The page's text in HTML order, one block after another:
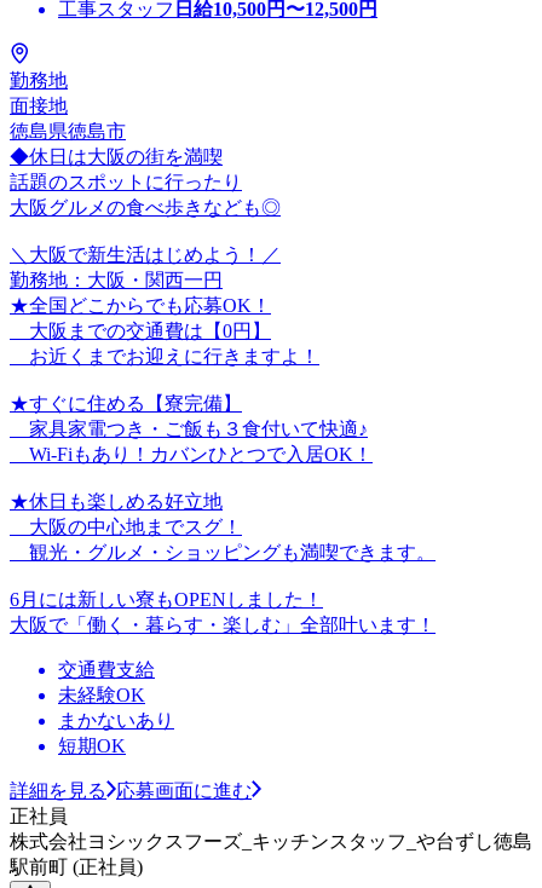
工事スタッフ 日給10,500円〜12,500円
勤務地
面接地
徳島県徳島市
◆休日は大阪の街を満喫
話題のスポットに行ったり
大阪グルメの食べ歩きなども◎
＼大阪で新生活はじめよう！／
勤務地：大阪・関西一円
★全国どこからでも応募OK！
大阪までの交通費は【0円】
お近くまでお迎えに行きますよ！
★すぐに住める【寮完備】
家具家電つき・ご飯も３食付いて快適♪
Wi-Fiもあり！カバンひとつで入居OK！
★休日も楽しめる好立地
大阪の中心地までスグ！
観光・グルメ・ショッピングも満喫できます。
6月には新しい寮もOPENしました！
大阪で「働く・暮らす・楽しむ」全部叶います！
交通費支給
未経験OK
まかないあり
短期OK
詳細を見る
応募画面に進む
正社員
株式会社ヨシックスフーズ_キッチンスタッフ_や台ずし徳島
駅前町 (正社員)